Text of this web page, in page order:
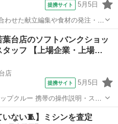
提携サイト 5月5日
わせた献立編集や食材の発注・在
を担当。調理補助や配膳・下
ント食や行事メニューの企画に
お客...
葉台店のソフトバンクショッ
タッフ 【上場企業・上場…
店
提携サイト 5月5日
プクルー 携帯の操作説明・スマ
ネット回線など、生活に欠かせ
行うお仕事です！ 【完全未
いない🧵】ミシンを査定